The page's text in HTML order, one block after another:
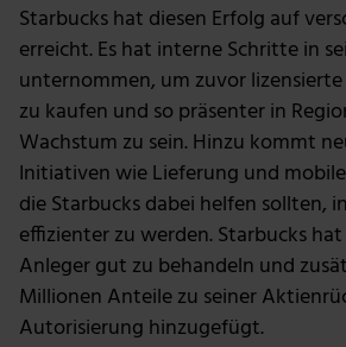
Starbucks hat diesen Erfolg auf
erreicht. Es hat interne Schritte in
unternommen, um zuvor
zu kaufen und so präsenter in
Wachstum zu sein. Hinzu kommt
Initiativen wie Lieferung und
die Starbucks dabei helfen sollten,
effizienter zu werden. Starbucks
Anleger gut zu behandeln und
Millionen Anteile zu seiner
Autorisierung hinzugefügt.